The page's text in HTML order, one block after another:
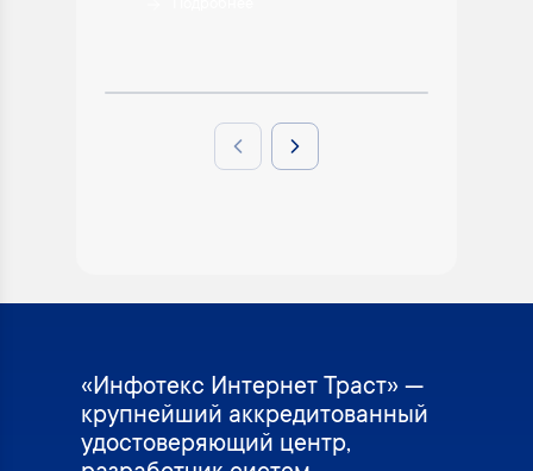
Previous slideNext slide
«Инфотекс Интернет Траст» —
крупнейший аккредитованный
удостоверяющий центр,